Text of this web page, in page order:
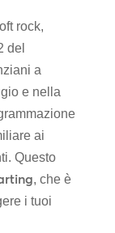
rock,
del
a
e nella
ai
Questo
, che è
i tuoi